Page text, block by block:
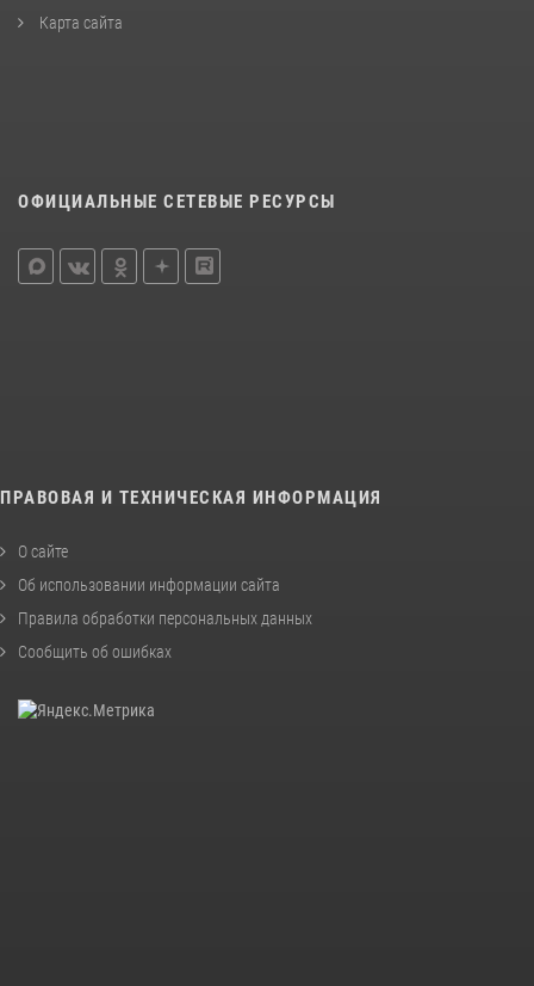
Карта сайта
ОФИЦИАЛЬНЫЕ СЕТЕВЫЕ РЕСУРСЫ
ПРАВОВАЯ И ТЕХНИЧЕСКАЯ ИНФОРМАЦИЯ
О сайте
Об использовании информации сайта
Правила обработки персональных данных
Сообщить об ошибках